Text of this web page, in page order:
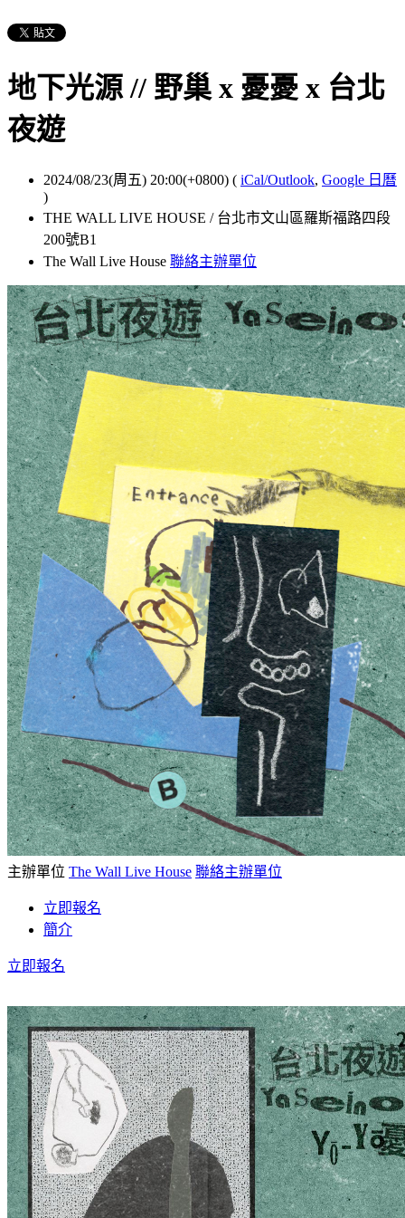
地下光源 // 野巢 x 憂憂 x 台北
夜遊
2024/08/23(周五) 20:00(+0800) ( iCal/Outlook, Google 日曆
)
THE WALL LIVE HOUSE / 台北市文山區羅斯福路四段
200號B1
The Wall Live House 聯絡主辦單位
主辦單位 The Wall Live House 聯絡主辦單位
立即報名
簡介
立即報名